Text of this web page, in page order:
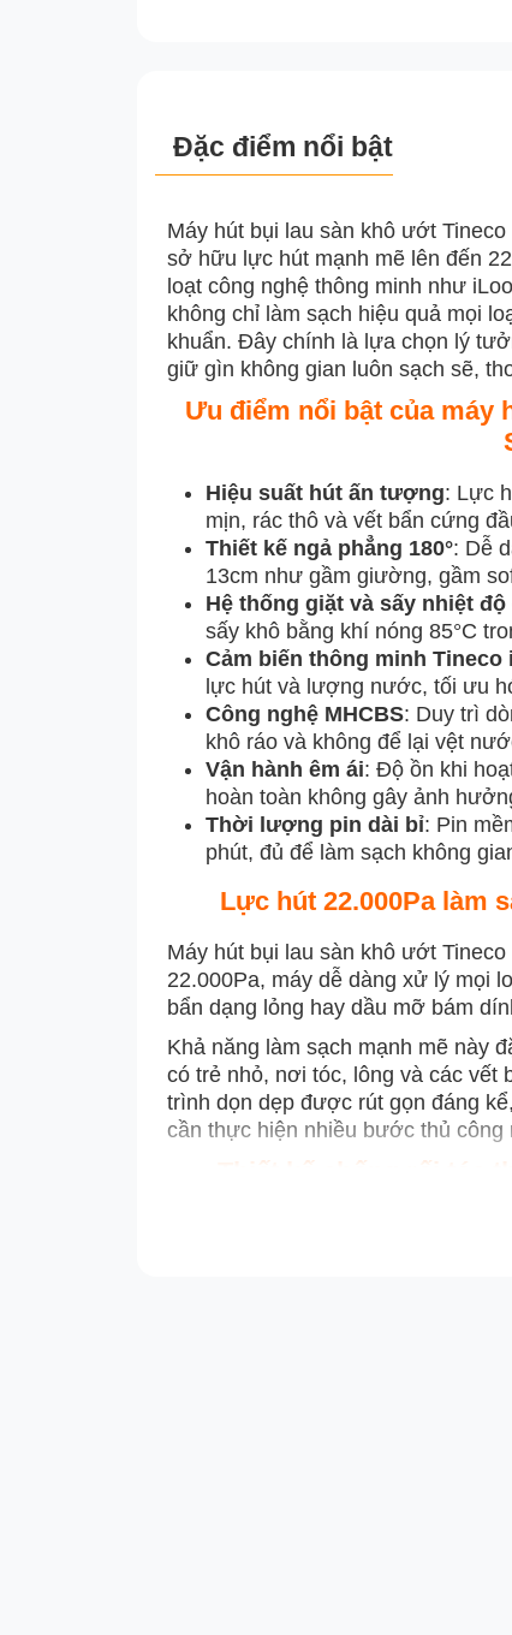
Đặc điểm nổi bật
Máy hút bụi lau sàn khô ướt
sở hữu lực hút mạnh mẽ lên đến
loạt công nghệ thông minh như
không chỉ làm sạch hiệu quả mọi
khuẩn. Đây chính là lựa chọn lý
giữ gìn không gian luôn sạch sẽ,
Ưu điểm nổi bật của máy
Hiệu suất hút ấn tượng: Lực
mịn, rác thô và vết bẩn cứng
Thiết kế ngả phẳng 180°: Dễ
13cm như gầm giường, gầm
Hệ thống giặt và sấy nhiệt độ
sấy khô bằng khí nóng 85°C
Cảm biến thông minh
lực hút và lượng nước, tối ưu
Công nghệ MHCBS: Duy trì
khô ráo và không để lại vệt
Vận hành êm ái: Độ ồn khi
hoàn toàn không gây ảnh
Thời lượng pin dài bỉ: Pin
phút, đủ để làm sạch không
Lực hút 22.000Pa làm
Máy hút bụi lau sàn khô ướt
22.000Pa, máy dễ dàng xử lý mọi
bẩn dạng lỏng hay dầu mỡ bám
Khả năng làm sạch mạnh mẽ này
có trẻ nhỏ, nơi tóc, lông và các vết
trình dọn dẹp được rút gọn đáng
cần thực hiện nhiều bước thủ
Thiết kế chống rối tóc
Một trong những điểm nâng cấp